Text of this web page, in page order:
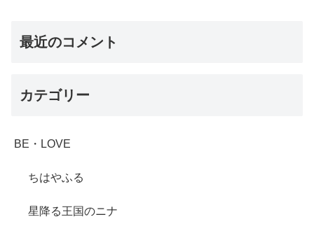
最近のコメント
カテゴリー
BE・LOVE
ちはやふる
星降る王国のニナ